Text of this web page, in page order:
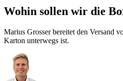
Wohin sollen wir die
Marius Grosser bereitet den Versand
Karton unterwegs ist.